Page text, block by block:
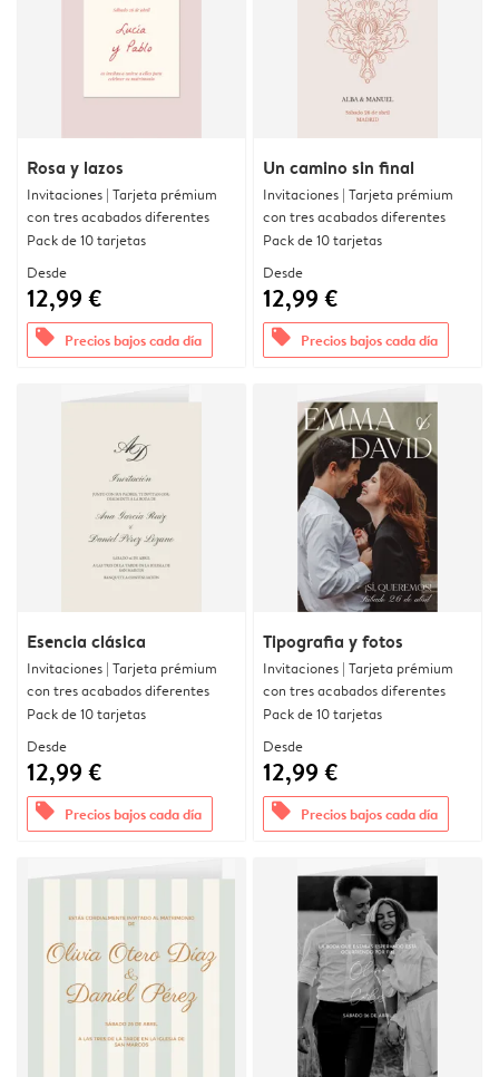
Rosa y lazos
Invitaciones | Tarjeta prémium
con tres acabados diferentes
Pack de 10 tarjetas
Desde
12,99 €
offers Precios bajos cada día
Un camino sin final
Invitaciones | Tarjeta prémium
con tres acabados diferentes
Pack de 10 tarjetas
Desde
12,99 €
offers Precios bajos cada día
Esencia clásica
Invitaciones | Tarjeta prémium
con tres acabados diferentes
Pack de 10 tarjetas
Desde
12,99 €
offers Precios bajos cada día
Tipografia y fotos
Invitaciones | Tarjeta prémium
con tres acabados diferentes
Pack de 10 tarjetas
Desde
12,99 €
offers Precios bajos cada día